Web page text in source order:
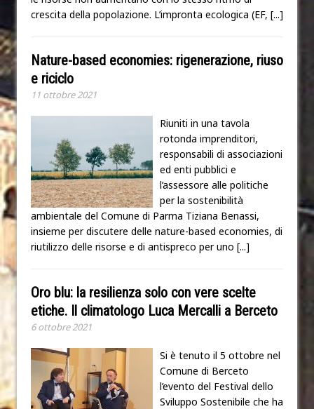
crescita della popolazione. L’impronta ecologica (EF, [...]
Nature-based economies: rigenerazione, riuso
e riciclo
11 ottobre 2021
Riuniti in una tavola
rotonda imprenditori,
responsabili di associazioni
ed enti pubblici e
l’assessore alle politiche
per la sostenibilità
ambientale del Comune di Parma Tiziana Benassi,
insieme per discutere delle nature-based economies, di
riutilizzo delle risorse e di antispreco per uno [...]
Oro blu: la resilienza solo con vere scelte
etiche. Il climatologo Luca Mercalli a Berceto
6 ottobre 2021
Si è tenuto il 5 ottobre nel
Comune di Berceto
l’evento del Festival dello
Sviluppo Sostenibile che ha